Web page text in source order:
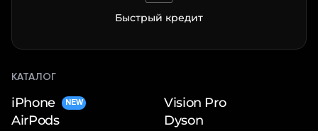
Быстрый кредит
КАТАЛОГ
iPhone NEW
AirPods
Vision Pro
Dyson